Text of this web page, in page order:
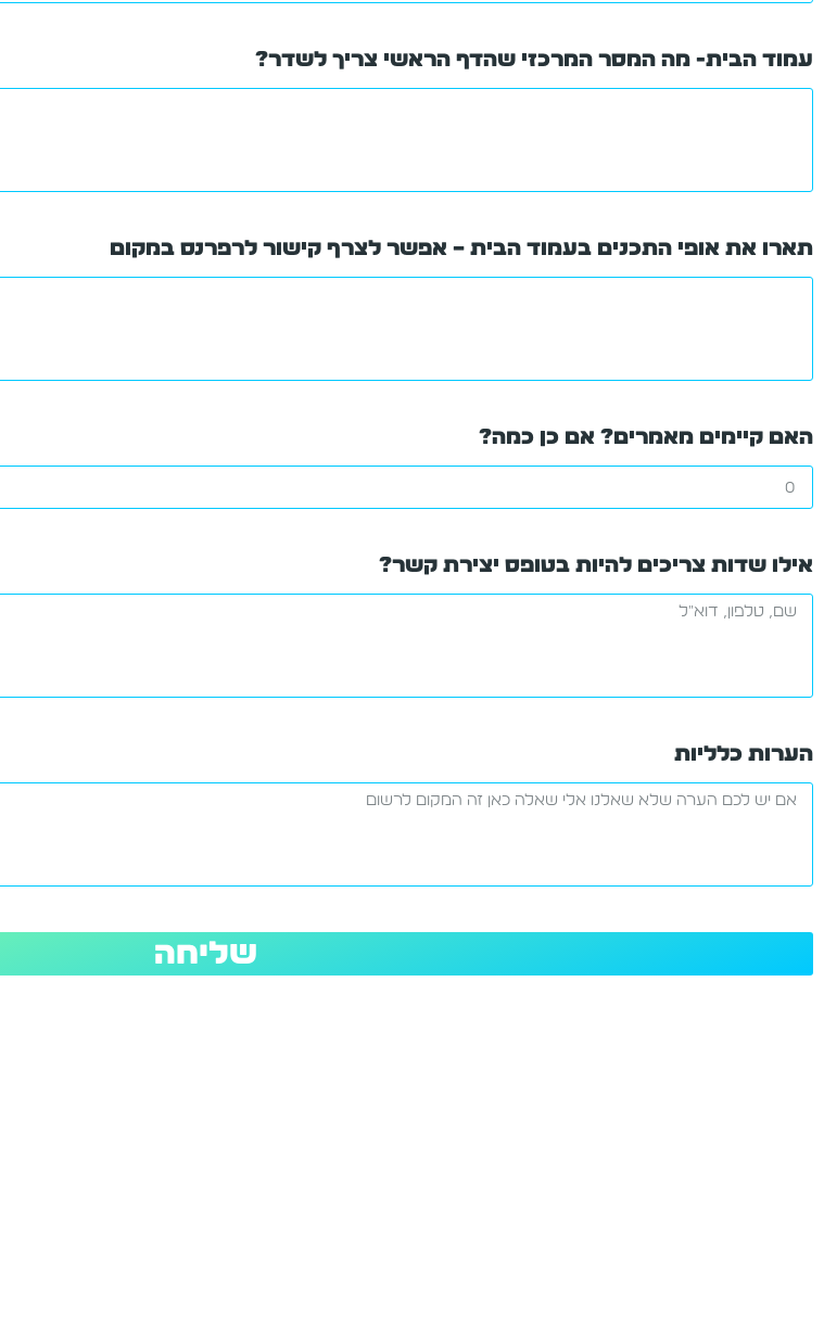
עמוד הבית- מה המסר המרכזי שהדף הראשי צריך לשדר?
תארו את אופי התכנים בעמוד הבית – אפשר לצרף קישור לרפרנס במקום
האם קיימים מאמרים? אם כן כמה?
אילו שדות צריכים להיות בטופס יצירת קשר?
הערות כלליות
שליחה